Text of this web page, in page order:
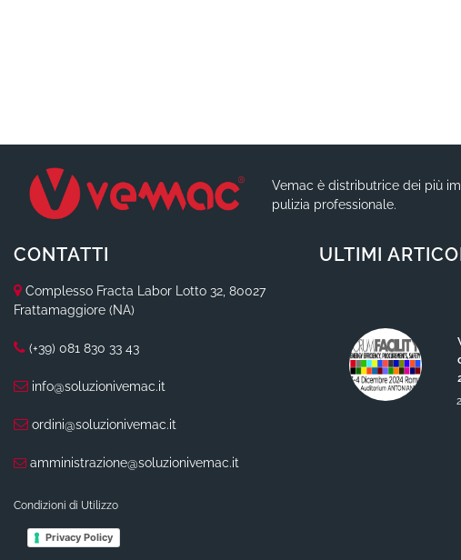
Vemac è distributrice dei più
pulizia professionale.
CONTATTI
Complesso Fracta Labor Lotto 32, 80027
Frattamaggiore (NA)
(+39) 081 830 33 43
info@soluzionivemac.it
ordini@soluzionivemac.it
amministrazione@soluzionivemac.it
Condizioni di Utilizzo
Privacy Policy
ULTIMI